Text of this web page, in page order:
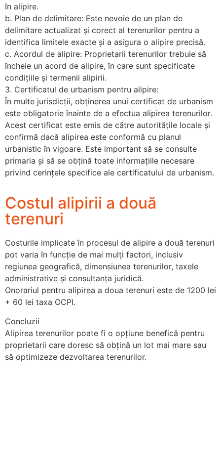
în alipire.
b. Plan de delimitare: Este nevoie de un plan de
delimitare actualizat și corect al terenurilor pentru a
identifica limitele exacte și a asigura o alipire precisă.
c. Acordul de alipire: Proprietarii terenurilor trebuie să
încheie un acord de alipire, în care sunt specificate
condițiile și termenii alipirii.
3. Certificatul de urbanism pentru alipire:
În multe jurisdicții, obținerea unui certificat de urbanism
este obligatorie înainte de a efectua alipirea terenurilor.
Acest certificat este emis de către autoritățile locale și
confirmă dacă alipirea este conformă cu planul
urbanistic în vigoare. Este important să se consulte
primaria și să se obțină toate informațiile necesare
privind cerințele specifice ale certificatului de urbanism.
Costul alipirii a două
terenuri
Costurile implicate în procesul de alipire a două terenuri
pot varia în funcție de mai mulți factori, inclusiv
regiunea geografică, dimensiunea terenurilor, taxele
administrative și consultanța juridică.
Onorariul pentru alipirea a doua terenuri este de 1200 lei
+ 60 lei taxa OCPI.
Concluzii
Alipirea terenurilor poate fi o opțiune benefică pentru
proprietarii care doresc să obțină un lot mai mare sau
să optimizeze dezvoltarea terenurilor.